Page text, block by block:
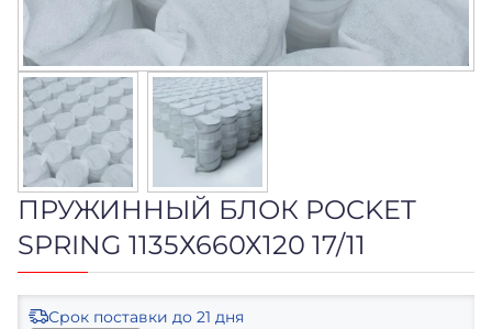
ПРУЖИННЫЙ БЛОК POCKET
SPRING 1135Х660Х120 17/11
Срок поставки до 21 дня